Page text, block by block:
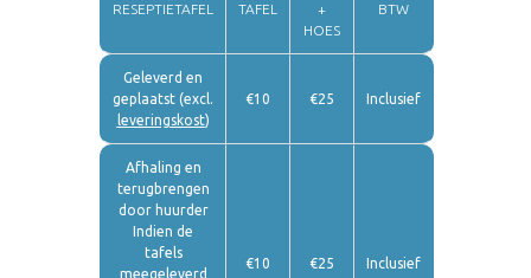
RESEPTIETAFEL TAFEL
+
HOES
BTW
Geleverd en
geplaatst (excl.
leveringskost)
€10 €25 Inclusief
Afhaling en
terugbrengen
door huurder
Indien de
tafels
meegeleverd
€10 €25 Inclusief